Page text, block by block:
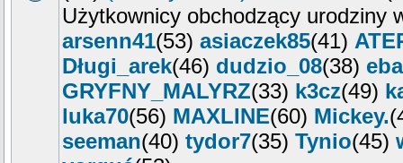
Użytkownicy obchodzący urodziny
arsenn41(53) asiaczek85(41)
Długi_arek(46) dudzio_08(38)
GRYFNY_MALYRZ(33) k3cz(49)
luka70(56) MAXLINE(60) Mickey.
seeman(40) tydor7(35) Tynio(45)